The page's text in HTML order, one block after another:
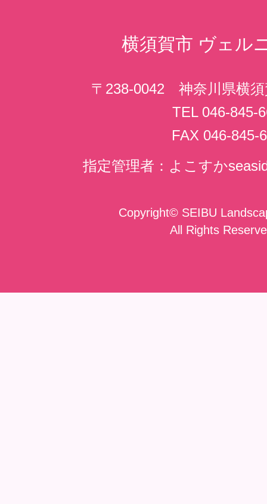
横須賀市 ヴェル
〒238-0042 神奈川県横須
TEL 046-845-
FAX 046-845-
指定管理者：よこすか
Copyright©SEIBU
All Rights